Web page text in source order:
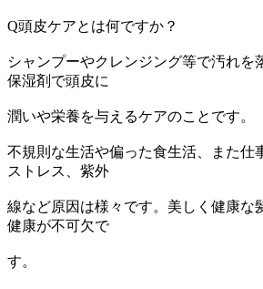
Q頭皮ケアとは何ですか？
シャンプーやクレンジング等で汚れを
保湿剤で頭皮に
潤いや栄養を与えるケアのことです。
不規則な生活や偏った食生活、また仕
ストレス、紫外
線など原因は様々です。美しく健康な
健康が不可欠で
す。